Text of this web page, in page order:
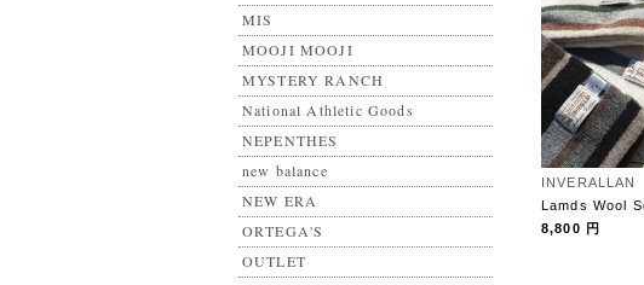
MIS
MOOJI MOOJI
MYSTERY RANCH
National Athletic Goods
NEPENTHES
new balance
NEW ERA
ORTEGA'S
OUTLET
INVERALLAN
Lamds Wool
8,800 円